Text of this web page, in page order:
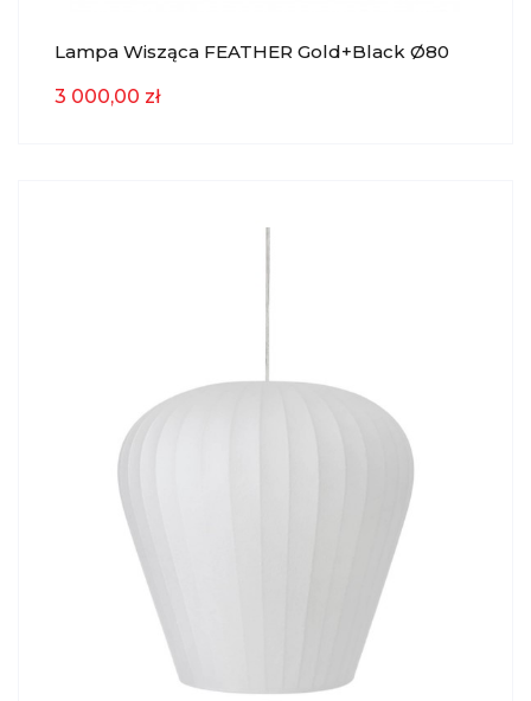
Lampa Wisząca FEATHER Gold+black Ø80
3 000,00 zł